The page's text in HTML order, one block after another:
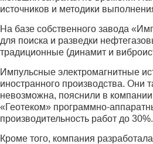
источников и методики
На базе собственного завода
для поиска и разведки
традиционные (динамит и
Импульсные электромагнитные
иностранного производства. Они
невозможна, пояснили в
«Геотеком» программно-
производительность работ до 30%.
Кроме того, компания